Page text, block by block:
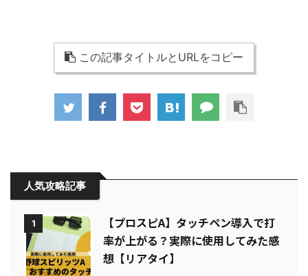
人気攻略記事
1
【プロスピA】タッチペン導入で打
率が上がる？実際に使用してみた感